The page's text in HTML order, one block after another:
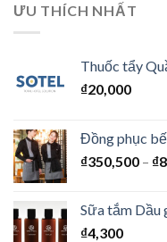
ƯU THÍCH NHẤT
Thuốc tẩy
₫20,000
Đồng phục
₫350,500 – ₫
Sữa tắm Dầu
₫4,300